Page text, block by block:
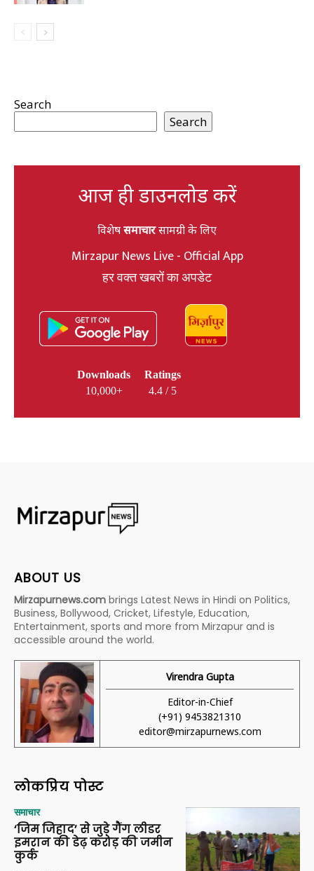
Search
Search
आज ही डाउनलोड करें
विशेषसमाचारसामग्री के लिए
Mirzapur News Live - Official App
हर वक्त खबरों का अपडेट
Downloads
10,000+
Ratings
4.4 / 5
ABOUT US
Mirzapurnews.com brings Latest News in Hindi on Politics,
Business, Bollywood, Cricket, Lifestyle, Education,
Entertainment, sports and more from Mirzapur and is
accessible around the world.
Virendra Gupta
Editor-in-Chief
(+91) 9453821310
editor@mirzapurnews.com
लोकप्रिय पोस्ट
समाचार
‘जिम जिहाद’ से जुड़े गैंग लीडर
इमरान की डेढ़ करोड़ की जमीन
कुर्क